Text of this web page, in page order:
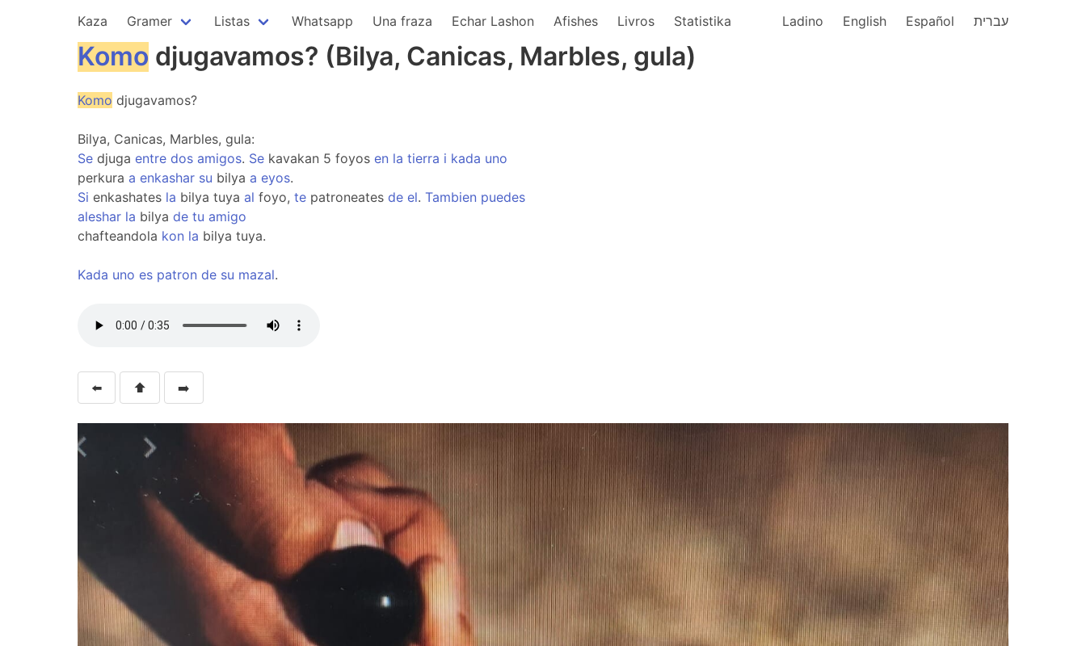
Kaza Gramer Listas Whatsapp Una fraza Echar Lashon Afishes Livros Statistika Ladino English Español עברית
Komo djugavamos? (Bilya, Canicas, Marbles, gula)
Komo djugavamos?
Bilya, Canicas, Marbles, gula:
Se djuga entre dos amigos. Se kavakan 5 foyos en la tierra i kada uno
perkura a enkashar su bilya a eyos.
Si enkashates la bilya tuya al foyo, te patroneates de el. Tambien puedes
aleshar la bilya de tu amigo
chafteandola kon la bilya tuya.
Kada uno es patron de su mazal.
⬅️ ⬆️ ➡️